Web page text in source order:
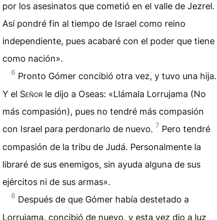
por los asesinatos que cometió en el valle de Jezrel.
Así pondré fin al tiempo de Israel como reino
independiente, pues acabaré con el poder que tiene
como nación».
6 Pronto Gómer concibió otra vez, y tuvo una hija.
Y el Señor le dijo a Oseas: «Llámala Lorrujama (No
más compasión), pues no tendré más compasión
con Israel para perdonarlo de nuevo. 7 Pero tendré
compasión de la tribu de Judá. Personalmente la
libraré de sus enemigos, sin ayuda alguna de sus
ejércitos ni de sus armas».
8 Después de que Gómer había destetado a
Lorrujama, concibió de nuevo, y esta vez dio a luz